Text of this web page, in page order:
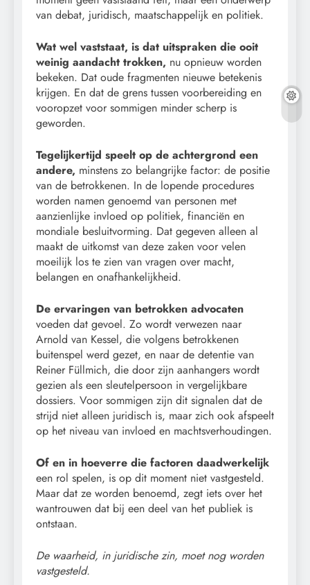
van debat, juridisch, maatschappelijk en politiek.
Wat wel vaststaat, is dat uitspraken die ooit
weinig aandacht trokken, nu opnieuw worden
bekeken. Dat oude fragmenten nieuwe betekenis
krijgen. En dat de grens tussen voorbereiding en
vooropzet voor sommigen minder scherp is
geworden.
Tegelijkertijd speelt op de achtergrond een
andere, minstens zo belangrijke factor: de positie
van de betrokkenen. In de lopende procedures
worden namen genoemd van personen met
aanzienlijke invloed op politiek, financiën en
mondiale besluitvorming. Dat gegeven alleen al
maakt de uitkomst van deze zaken voor velen
moeilijk los te zien van vragen over macht,
belangen en onafhankelijkheid.
De ervaringen van betrokken advocaten
voeden dat gevoel. Zo wordt verwezen naar
Arnold van Kessel, die volgens betrokkenen
buitenspel werd gezet, en naar de detentie van
Reiner Füllmich, die door zijn aanhangers wordt
gezien als een sleutelpersoon in vergelijkbare
dossiers. Voor sommigen zijn dit signalen dat de
strijd niet alleen juridisch is, maar zich ook afspeelt
op het niveau van invloed en machtsverhoudingen.
Of en in hoeverre die factoren daadwerkelijk
een rol spelen, is op dit moment niet vastgesteld.
Maar dat ze worden benoemd, zegt iets over het
wantrouwen dat bij een deel van het publiek is
ontstaan.
De waarheid, in juridische zin, moet nog worden
vastgesteld.